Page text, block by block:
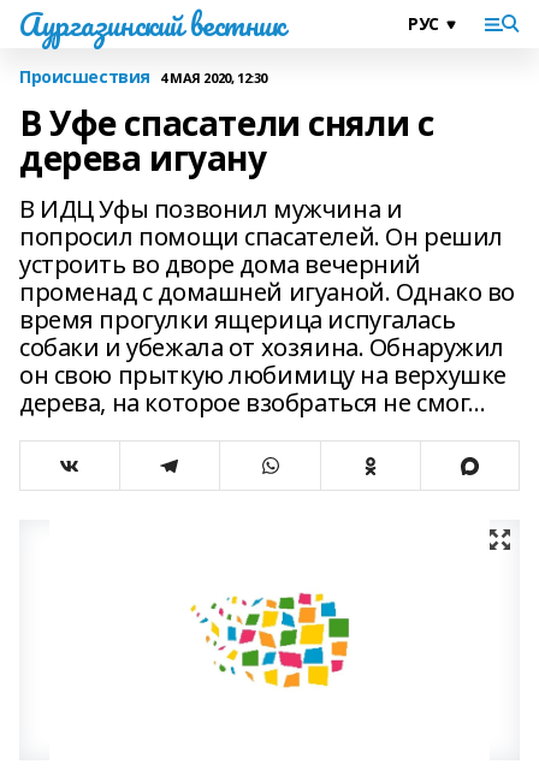
Аургазинский вестник
Происшествия 4 МАЯ 2020, 12:30
В Уфе спасатели сняли с
дерева игуану
В ИДЦ Уфы позвонил мужчина и
попросил помощи спасателей. Он решил
устроить во дворе дома вечерний
променад с домашней игуаной. Однако во
время прогулки ящерица испугалась
собаки и убежала от хозяина. Обнаружил
он свою прыткую любимицу на верхушке
дерева, на которое взобраться не смог...